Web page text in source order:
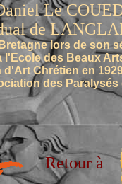
Le
de
lors de son
des Beaux
Chrétien en
des Paralysés
Retour à